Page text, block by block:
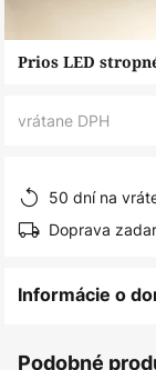
Preskočiť
Prios LED
vrátane DPH
50 dní na
Doprava
Informácie o
Podobné